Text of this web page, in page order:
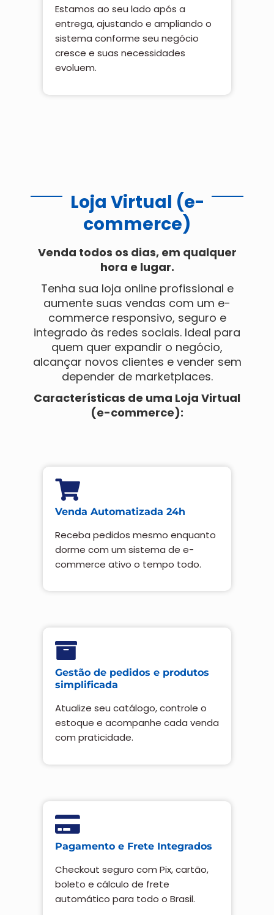
Estamos ao seu lado após a
entrega, ajustando e ampliando o
sistema conforme seu negócio
cresce e suas necessidades
evoluem.
Loja Virtual (e-
commerce)
Venda todos os dias, em qualquer
hora e lugar.
Tenha sua loja online profissional e
aumente suas vendas com um e-
commerce responsivo, seguro e
integrado às redes sociais. Ideal para
quem quer expandir o negócio,
alcançar novos clientes e vender sem
depender de marketplaces.
Características de uma Loja Virtual
(e-commerce):
Venda Automatizada 24h
Receba pedidos mesmo enquanto
dorme com um sistema de e-
commerce ativo o tempo todo.
Gestão de pedidos e produtos
simplificada
Atualize seu catálogo, controle o
estoque e acompanhe cada venda
com praticidade.
Pagamento e Frete Integrados
Checkout seguro com Pix, cartão,
boleto e cálculo de frete
automático para todo o Brasil.